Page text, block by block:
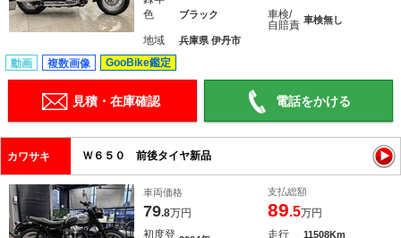
色 ブラック
車検/
自賠責 車検無し
地域 兵庫県 伊丹市
動画 複数画像 GooBike鑑定
見積・在庫確認 電話をかける
カワサキ Ｗ６５０ 前後タイヤ新品
車両価格
79.8万円
支払総額
89.5万円
初度登
走行 11508Km